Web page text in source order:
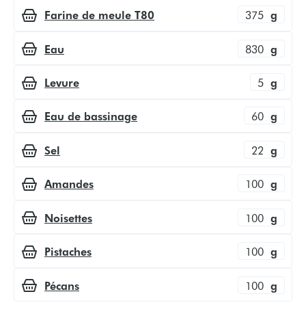
Farine de meule T80 375 g
Eau 830 g
Levure 5 g
Eau de bassinage 60 g
Sel 22 g
Amandes 100 g
Noisettes 100 g
Pistaches 100 g
Pécans 100 g